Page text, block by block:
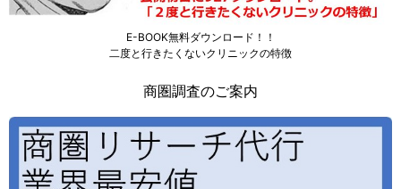
E-BOOK無料ダウンロード！！
二度と行きたくないクリニックの特徴
商圏調査のご案内